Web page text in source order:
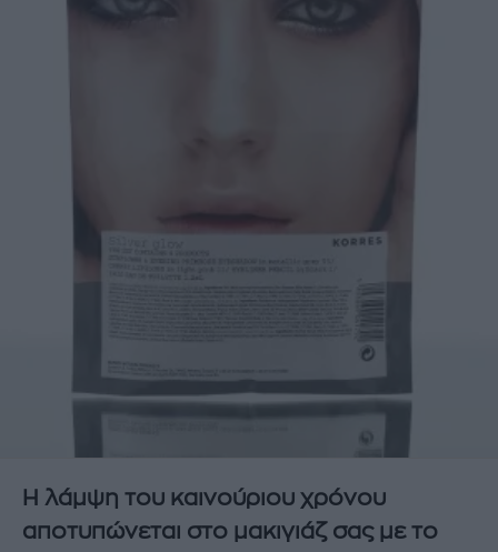
Η λάμψη του καινούριου χρόνου
αποτυπώνεται στο μακιγιάζ σας με το